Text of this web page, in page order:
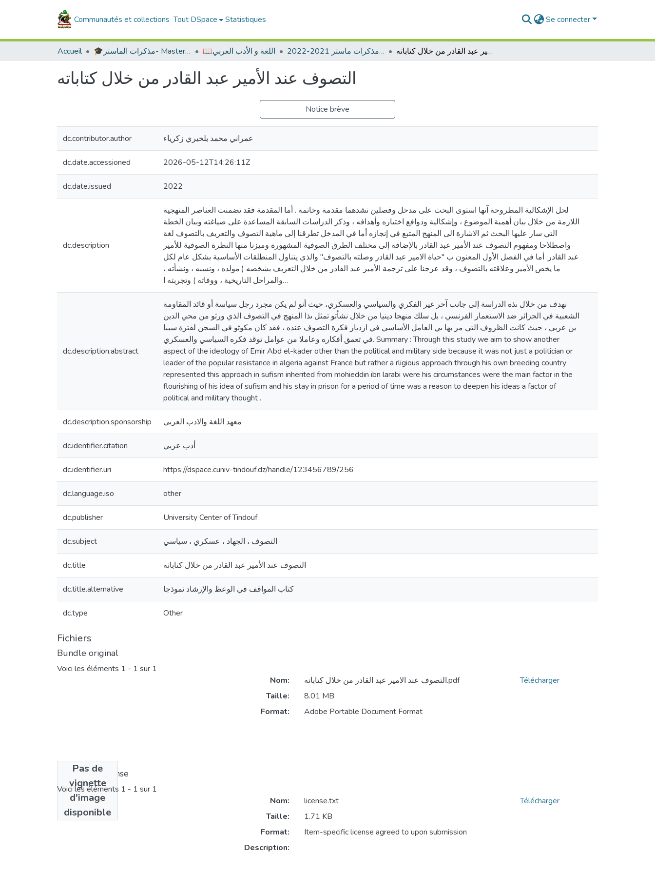
Communautés et collections Tout DSpace Statistiques Se connecter
Accueil 🎓مذكرات الماستر- Master's Theses 📖اللغة و الأدب العربي ادب عربي -مذكرات ماستر 2021-2022 التصوف عند الأمير عبد القادر من خلال كتاباته
التصوف عند الأمير عبد القادر من خلال كتاباته
Notice brève
dc.contributor.author عمراني محمد بلخيري زكرياء
dc.date.accessioned 2026-05-12T14:26:11Z
dc.date.issued 2022
dc.description
لحل الإشكالية المطروحة آنها استوى البحث على مدخل وفصلين تشدهما مقدمة وخاتمة . أما المقدمة فقد تضمنت العناصر المنهجية
اللازمة من خلال بيان أهمية الموضوع ، وإشكالية ودوافع اختياره وأهدافه ، وذكر الدراسات السابقة المساعدة على صياغته وبيان الخطة
التي سار عليها البحث ثم الاشارة الى المنهج المتبع في إنجازه أما في المدخل تطرقنا إلى ماهية التصوف والتعريف بالتصوف لغة
واصطلاحا ومفهوم التصوف عند الأمير عبد القادر بالإضافة إلى مختلف الطرق الصوفية المشهورة وميزنا منها النظرة الصوفية للأمير
عبد القادر. أما في الفصل الأول المعنون ب "حياة الامير عبد القادر وصلته بالتصوف" والذي يتناول المنطلقات الأساسية بشكل عام لكل
ما يخص الأمير وعلاقته بالتصوف ، وقد عرجنا على ترجمة الأمير عبد القادر من خلال التعريف بشخصه ( مولده ، ونسبه ، ونشأته ،
والمراحل التاريخية ، ووفاته ) وتجربته ا…
dc.description.abstract
نهدف من خلال ىذه الدراسة إلى جانب آخر غير الفكري والسياسي والعسكري، حيث أنو لم يكن مجرد رجل سياسة أو قائد المقاومة
الشعبية في الجزائر ضد الاستعمار الفرنسي ، بل سلك منهجا دينيا من خلال نشأتو تمثل ىذا المنهج في التصوف الذي ورثو من محي الدين
بن عربي ، حيث كانت الظروف التي مر بها ىي العامل الأساسي في ازدىار فكرة التصوف عنده ، فقد كان مكوثو في السجن لفترة سببا
في تعمق أفكاره وعاملا من عوامل توقد فكره السياسي والعسكري. Summary : Through this study we aim to show another
aspect of the ideology of Emir Abd el-kader other than the political and military side because it was not just a politician or
leader of the popular resistance in algeria against France but rather a rligious approach through his own breeding country
represented this approach in sufism inherited from mohieddin ibn larabi were his circumstances were the main factor in the
flourishing of his idea of sufism and his stay in prison for a period of time was a reason to deepen his ideas a factor of
political and military thought .
dc.description.sponsorship معهد اللغة والادب العربي
dc.identifier.citation أدب عربي
dc.identifier.uri https://dspace.cuniv-tindouf.dz/handle/123456789/256
dc.language.iso other
dc.publisher University Center of Tindouf
dc.subject التصوف ، الجهاد ، عسكري ، سياسي
dc.title التصوف عند الأمير عبد القادر من خلال كتاباته
dc.title.alternative كتاب المواقف في الوعظ والإرشاد نموذجا
dc.type Other
Fichiers
Bundle original
Voici les éléments 1 - 1 sur 1
Pas de
vignette
d'image
disponible
Nom:
التصوف عند الامير عبد القادر من خلال كتاباته.pdf
Taille:
8.01 MB
Format:
Adobe Portable Document Format
Télécharger
Bundle de license
Voici les éléments 1 - 1 sur 1
Nom:
license.txt
Taille:
1.71 KB
Format:
Item-specific license agreed to upon submission
Description:
Télécharger